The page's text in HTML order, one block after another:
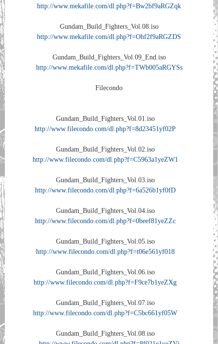
http://www.mekafile.com/dl.php?f=Bw2bf9aRGZqk
Gundam_Build_Fighters_Vol.08.iso
http://www.mekafile.com/dl.php?f=Ohf2f9aRGZDS
Gundam_Build_Fighters_Vol.09_End.iso
http://www.mekafile.com/dl.php?f=TWb005aRGYSs
Filecondo
Gundam_Build_Fighters_Vol.01.iso
http://www.filecondo.com/dl.php?f=8d23451yf02P
Gundam_Build_Fighters_Vol.02.iso
http://www.filecondo.com/dl.php?f=C5963a1yeZW1
Gundam_Build_Fighters_Vol.03.iso
http://www.filecondo.com/dl.php?f=6a526b1yf0fD
Gundam_Build_Fighters_Vol.04.iso
http://www.filecondo.com/dl.php?f=0beef81yeZZc
Gundam_Build_Fighters_Vol.05.iso
http://www.filecondo.com/dl.php?f=t06e561yf018
Gundam_Build_Fighters_Vol.06.iso
http://www.filecondo.com/dl.php?f=F9ce7b1yeZXg
Gundam_Build_Fighters_Vol.07.iso
http://www.filecondo.com/dl.php?f=C5bc661yf05W
Gundam_Build_Fighters_Vol.08.iso